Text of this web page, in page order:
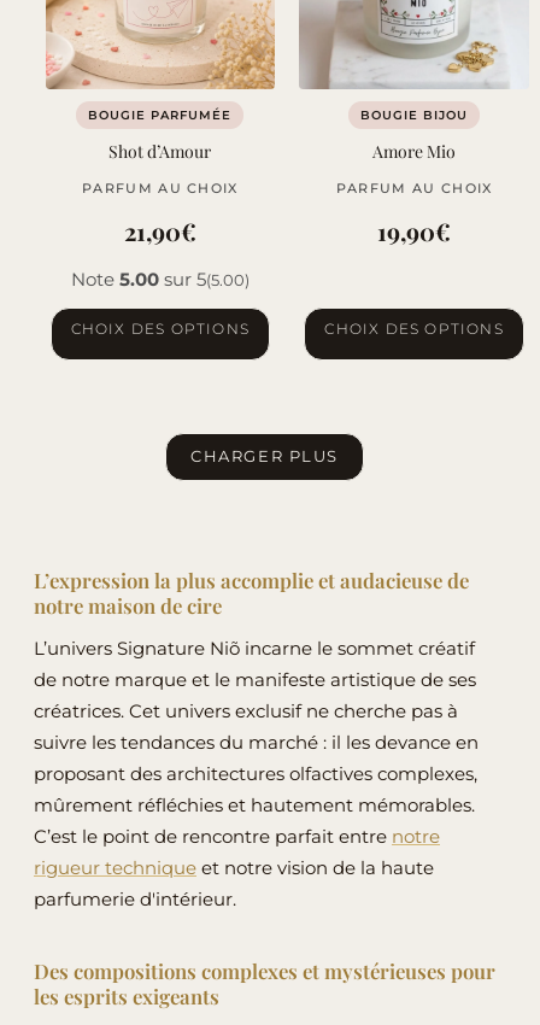
BOUGIE PARFUMÉE
Shot d’Amour
PARFUM AU CHOIX
21,90€
Note 5.00sur 5(5.00)
CHOIX DES OPTIONS
Ce
variations.
Les
être
choisies
page
BOUGIE BIJOU
Amore Mio
PARFUM AU CHOIX
19,90€
CHOIX DES OPTIONS
Ce
du
CHARGER PLUS
L’expression la plus accomplie et audacieuse de
notre maison de cire
L’univers Signature Niõ incarne le sommet créatif
de notre marque et le manifeste artistique de ses
créatrices. Cet univers exclusif ne cherche pas à
suivre les tendances du marché : il les devance en
proposant des architectures olfactives complexes,
mûrement réfléchies et hautement mémorables.
C’est le point de rencontre parfait entre notre
rigueur technique et notre vision de la haute
parfumerie d'intérieur.
Des compositions complexes et mystérieuses pour
les esprits exigeants